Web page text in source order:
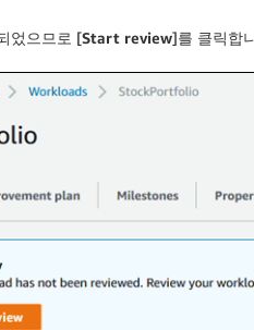
었으므로 [Start review]를 클릭합